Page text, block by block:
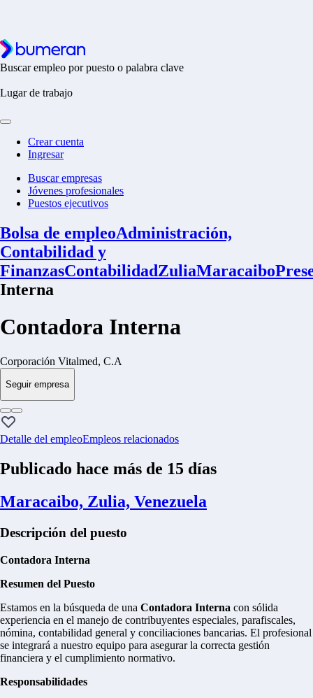
Buscar empleo por puesto o palabra clave
Lugar de trabajo
Crear cuenta
Ingresar
Buscar empresas
Jóvenes profesionales
Puestos ejecutivos
Bolsa de empleoAdministración,
Contabilidad y
FinanzasContabilidadZuliaMaracaibo
Interna
Contadora Interna
Corporación Vitalmed, C.A
Seguir empresa
Detalle del empleoEmpleos relacionados
Publicado hace más de 15 días
Maracaibo, Zulia, Venezuela
Descripción del puesto
Contadora Interna
Resumen del Puesto
Estamos en la búsqueda de una Contadora Interna con sólida
experiencia en el manejo de contribuyentes especiales, parafiscales,
nómina, contabilidad general y conciliaciones bancarias. El profesional
se integrará a nuestro equipo para asegurar la correcta gestión
financiera y el cumplimiento normativo.
Responsabilidades